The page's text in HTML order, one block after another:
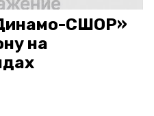
СШОР»
на